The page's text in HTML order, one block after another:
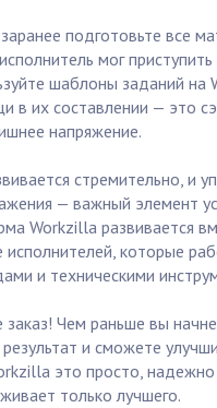
подготовьте все
мог
шаблоны заданий на
в их составлении — это
напряжение.
стремительно, и
— важный элемент
Workzilla развивается
исполнителей, которые
и техническими
Чем раньше вы
и сможете
это просто,
только лучшего.